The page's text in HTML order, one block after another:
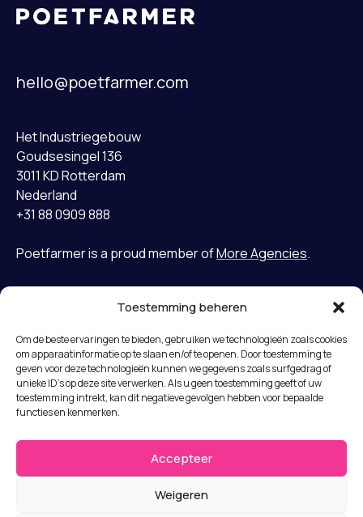
Toestemming beheren
Om de beste ervaringen te bieden, gebruiken we technologieën zoals cookies
om apparaatinformatie op te slaan en/of te openen. Door toestemming te
geven voor deze technologieën kunnen we gegevens zoals surfgedrag of
unieke ID's op deze site verwerken. Als u geen toestemming geeft of uw
toestemming intrekt, kan dit negatieve gevolgen hebben voor bepaalde
functies en kenmerken.
Accepteer
Weigeren
hello@poetfarmer.com
Het Industriegebouw
Goudsesingel 136
3011 KD Rotterdam
Nederland
+31 88 0909 888
Poetfarmer is a proud member ofMore Agencies.
Gevallen
Diensten
Missie
Team
Neem contact op met
Bluesky
Algemene voorwaarden
Disclaimer
Submit a complaint